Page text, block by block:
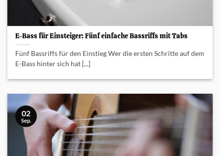
E-Bass für Einsteiger: Fünf einfache Bassriffs mit Tabs
Fünf Bassriffs für den Einstieg Wer die ersten Schritte auf dem
E-Bass hinter sich hat [...]
02
Sep.